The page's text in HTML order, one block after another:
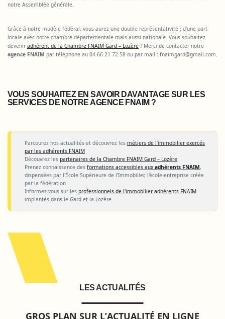
notre Assemblée générale.
Grâce à notre modèle fédéral, vous aurez une double représentativité ; d'une part
locale avec notre chambre départementale mais aussi nationale. Vous souhaitez
devenir adhérent de la Chambre FNAIM Gard – Lozère ? Merci de contacter notre
agence FNAIM par téléphone au 04 66 21 72 58 ou par mail : fnaimgard@gmail.com.
VOUS SOUHAITEZ EN SAVOIR DAVANTAGE SUR LES
SERVICES DE NOTRE AGENCE FNAIM ?
Parcourez nos actualités et découvrez les métiers de l’immobilier exercés
par les adhérents FNAIM
Découvrez les partenaires de la Chambre FNAIM Gard – Lozère
Prenez connaissance des formations accessibles aux adhérents FNAIM,
dispensées par l'École Supérieure de l'Immobilier, l'école-entreprise créée
par la fédération
Informez-vous sur les professionnels de l'immobilier adhérents FNAIM
implantés dans le Gard et la Lozère
LES ACTUALITÉS
GROS PLAN SUR L’ACTUALITÉ EN LIGNE